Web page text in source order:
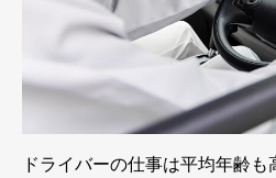
ドライバーの仕事は平均年齢